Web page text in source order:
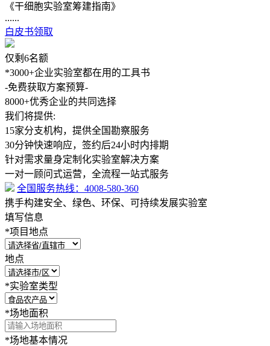
《干细胞实验室筹建指南》
......
白皮书领取
仅剩6名额
*3000+企业实验室都在用的工具书
-免费获取方案预算-
8000+优秀企业的共同选择
我们将提供:
15家分支机构，提供全国勘察服务
30分钟快速响应，签约后24小时内排期
针对需求量身定制化实验室解决方案
一对一顾问式运营，全流程一站式服务
全国服务热线： 4008-580-360
携手构建安全、绿色、环保、可持续发展实验室
填写信息
*项目地点
地点
*实验室类型
*场地面积
*场地基本情况